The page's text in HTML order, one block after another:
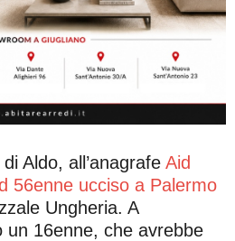
Aldo, all’anagrafe Aid
56enne ucciso a Palermo
Ungheria. A
un 16enne, che avrebbe